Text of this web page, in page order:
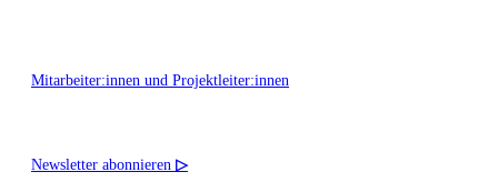
Mitarbeiter:innen und Projektleiter:innen
Newsletter abonnieren ▷